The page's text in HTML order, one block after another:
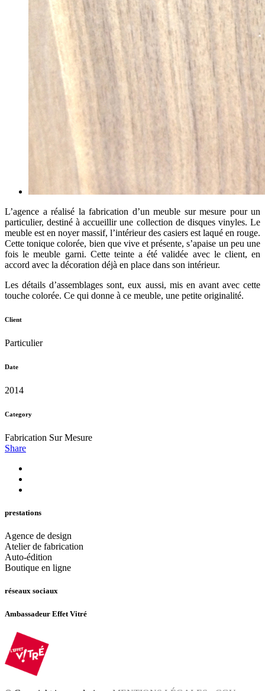
L’agence a réalisé la fabrication d’un meuble sur mesure pour un
particulier, destiné à accueillir une collection de disques vinyles. Le
meuble est en noyer massif, l’intérieur des casiers est laqué en rouge.
Cette tonique colorée, bien que vive et présente, s’apaise un peu une
fois le meuble garni. Cette teinte a été validée avec le client, en
accord avec la décoration déjà en place dans son intérieur.
Les détails d’assemblages sont, eux aussi, mis en avant avec cette
touche colorée. Ce qui donne à ce meuble, une petite originalité.
Client
Particulier
Date
2014
Category
Fabrication Sur Mesure
Share
prestations
Agence de design
Atelier de fabrication
Auto-édition
Boutique en ligne
réseaux sociaux
Ambassadeur Effet Vitré